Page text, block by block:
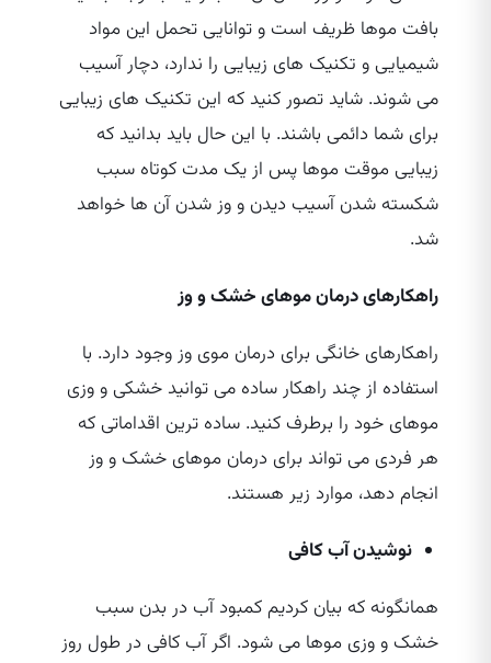
بافت موها ظریف است و توانایی تحمل این مواد
شیمیایی و تکنیک‌ های زیبایی را ندارد، دچار آسیب
می‌ شوند. شاید تصور کنید که این تکنیک‌ های زیبایی
برای شما دائمی باشند. با این حال باید بدانید که
زیبایی موقت موها پس از یک مدت کوتاه سبب
شکسته شدن آسیب دیدن و وز شدن آن ها خواهد
شد.
راهکارهای درمان موهای خشک و وز
راهکارهای خانگی برای درمان موی وز وجود دارد. با
استفاده از چند راهکار ساده می‌ توانید خشکی و وزی
موهای خود را برطرف کنید. ساده‌ ترین اقداماتی که
هر فردی می‌ تواند برای درمان موهای خشک و وز
انجام دهد، موارد زیر هستند.
نوشیدن آب کافی
همانگونه که بیان کردیم کمبود آب در بدن سبب
خشک و وزی موها می‌ شود. اگر آب کافی در طول روز